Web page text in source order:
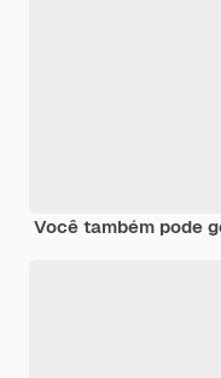
Você também pode